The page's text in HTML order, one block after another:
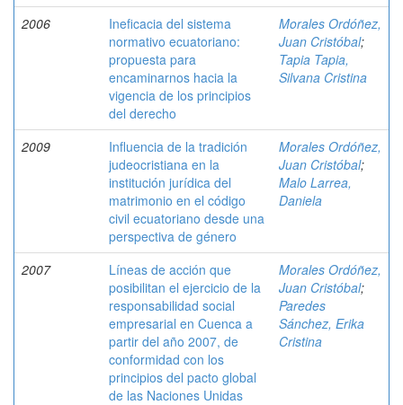
2006
Ineficacia del sistema
normativo ecuatoriano:
propuesta para
encaminarnos hacia la
vigencia de los principios
del derecho
Morales Ordóñez,
Juan Cristóbal;
Tapia Tapia,
Silvana Cristina
2009
Influencia de la tradición
judeocristiana en la
institución jurídica del
matrimonio en el código
civil ecuatoriano desde una
perspectiva de género
Morales Ordóñez,
Juan Cristóbal;
Malo Larrea,
Daniela
2007
Líneas de acción que
posibilitan el ejercicio de la
responsabilidad social
empresarial en Cuenca a
partir del año 2007, de
conformidad con los
principios del pacto global
de las Naciones Unidas
Morales Ordóñez,
Juan Cristóbal;
Paredes
Sánchez, Erika
Cristina